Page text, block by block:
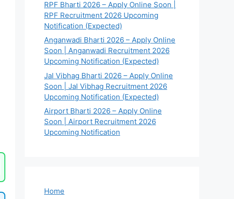
RPF Bharti 2026 – Apply Online Soon |
RPF Recruitment 2026 Upcoming
Notification (Expected)
Anganwadi Bharti 2026 – Apply Online
Soon | Anganwadi Recruitment 2026
Upcoming Notification (Expected)
Jal Vibhag Bharti 2026 – Apply Online
Soon | Jal Vibhag Recruitment 2026
Upcoming Notification (Expected)
Airport Bharti 2026 – Apply Online
Soon | Airport Recruitment 2026
Upcoming Notification
Home